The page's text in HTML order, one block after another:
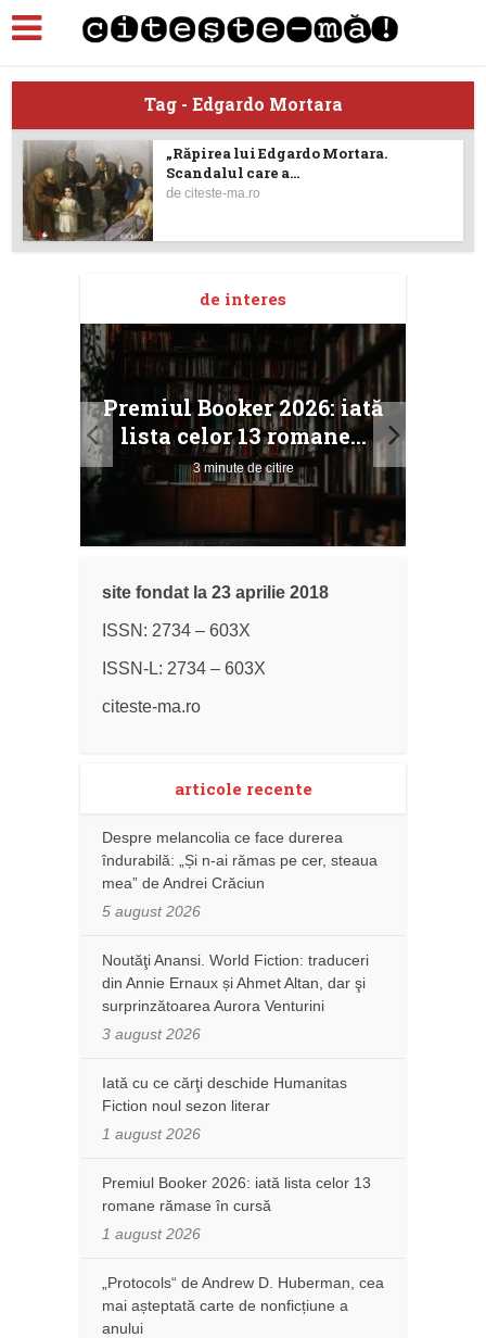
Tag - Edgardo Mortara
„Răpirea lui Edgardo Mortara.
Scandalul care a...
deciteste-ma.ro
de interes
Premiul Booker 2026: iată
lista celor 13 romane...
3 minute de citire
site fondat la 23 aprilie 2018
ISSN: 2734 – 603X
ISSN-L: 2734 – 603X
citeste-ma.ro
articole recente
Despre melancolia ce face durerea
îndurabilă: „Și n-ai rămas pe cer, steaua
mea” de Andrei Crăciun
5 august 2026
Noutăţi Anansi. World Fiction: traduceri
din Annie Ernaux și Ahmet Altan, dar şi
surprinzătoarea Aurora Venturini
3 august 2026
Iată cu ce cărţi deschide Humanitas
Fiction noul sezon literar
1 august 2026
Premiul Booker 2026: iată lista celor 13
romane rămase în cursă
1 august 2026
„Protocols“ de Andrew D. Huberman, cea
mai așteptată carte de nonficțiune a
anului